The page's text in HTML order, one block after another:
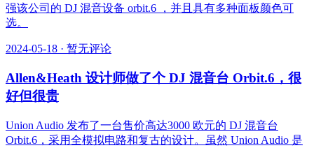
强该公司的 DJ 混音设备 orbit.6 ，并且具有多种面板颜色可
选。
2024-05-18 · 暂无评论
Allen&Heath 设计师做了个 DJ 混音台 Orbit.6，很
好但很贵
Union Audio 发布了一台售价高达3000 欧元的 DJ 混音台
Orbit.6，采用全模拟电路和复古的设计。虽然 Union Audio 是